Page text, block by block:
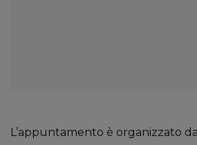
L’appuntamento è organizzato